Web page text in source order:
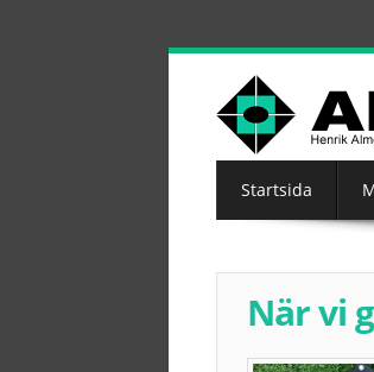
Startsida
När vi